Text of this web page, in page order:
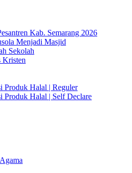
Kab. Semarang 2026
Menjadi Masjid
Sekolah
Kristen
Produk Halal | Reguler
Produk Halal | Self Declare